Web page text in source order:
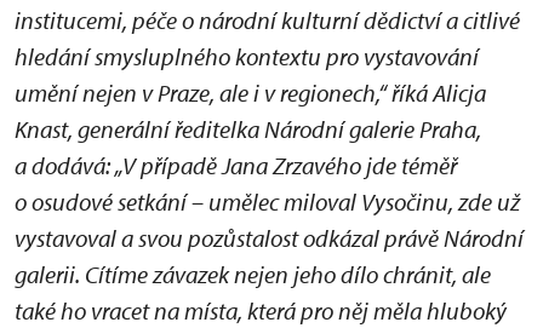
institucemi, péče o národní kulturní dědictví a citlivé
hledání smysluplného kontextu pro vystavování
umění nejen v Praze, ale i v regionech,“ říká Alicja
Knast, generální ředitelka Národní galerie Praha,
a dodává: „V případě Jana Zrzavého jde téměř
o osudové setkání – umělec miloval Vysočinu, zde už
vystavoval a svou pozůstalost odkázal právě Národní
galerii. Cítíme závazek nejen jeho dílo chránit, ale
také ho vracet na místa, která pro něj měla hluboký